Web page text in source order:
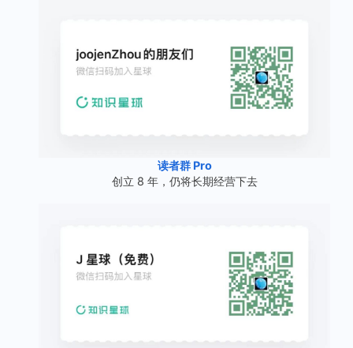
读者群 Pro
创立 8 年，仍将长期经营下去